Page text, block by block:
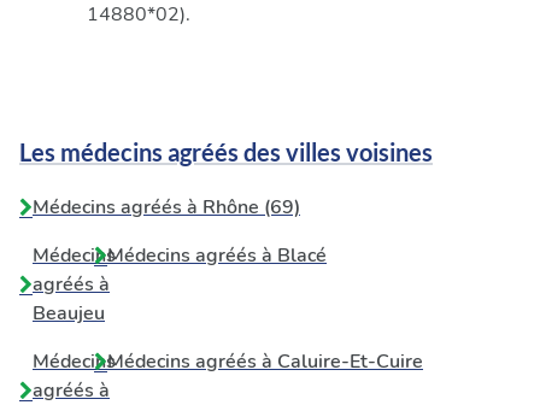
14880*02).
Les médecins agréés des villes voisines
Médecins agréés à Rhône (69)
Médecins
agréés à
Beaujeu
Médecins agréés à Blacé
Médecins
agréés à
Médecins agréés à Caluire-Et-Cuire